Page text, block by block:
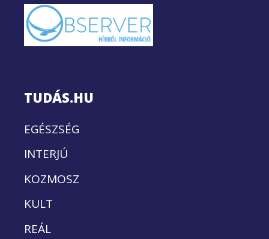
TUDÁS.HU
EGÉSZSÉG
INTERJÚ
KOZMOSZ
KULT
REÁL